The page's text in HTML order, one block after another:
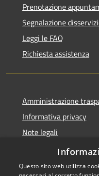
Prenotazione
Segnalazione
Leggi le FAQ
Richiesta assistenza
Amministrazione
Informativa privacy
Note legali
Dichiarazione di
Questo sito web utilizza